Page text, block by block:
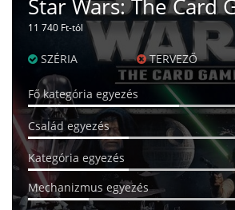
Star Wars: The Card
11 740 Ft-tól
SZÉRIA TERVEZŐ
Fő kategória egyezés
Család egyezés
Kategória egyezés
Mechanizmus egyezés